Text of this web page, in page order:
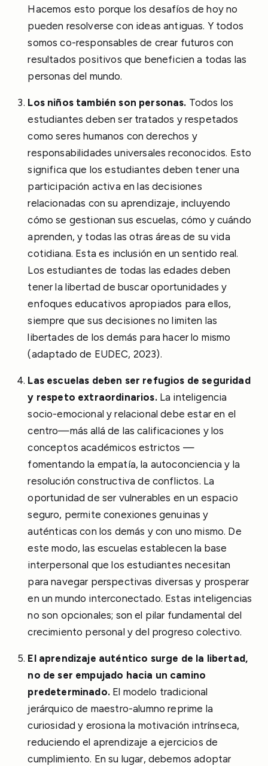
Hacemos esto porque los desafíos de hoy no
pueden resolverse con ideas antiguas. Y todos
somos co-responsables de crear futuros con
resultados positivos que beneficien a todas las
personas del mundo.
Los niños también son personas. Todos los
estudiantes deben ser tratados y respetados
como seres humanos con derechos y
responsabilidades universales reconocidos. Esto
significa que los estudiantes deben tener una
participación activa en las decisiones
relacionadas con su aprendizaje, incluyendo
cómo se gestionan sus escuelas, cómo y cuándo
aprenden, y todas las otras áreas de su vida
cotidiana. Esta es inclusión en un sentido real.
Los estudiantes de todas las edades deben
tener la libertad de buscar oportunidades y
enfoques educativos apropiados para ellos,
siempre que sus decisiones no limiten las
libertades de los demás para hacer lo mismo
(adaptado de EUDEC, 2023).
Las escuelas deben ser refugios de seguridad
y respeto extraordinarios.La inteligencia
socio-emocional y relacional debe estar en el
centro—más allá de las calificaciones y los
conceptos académicos estrictos —
fomentando la empatía, la autoconciencia y la
resolución constructiva de conflictos. La
oportunidad de ser vulnerables en un espacio
seguro, permite conexiones genuinas y
auténticas con los demás y con uno mismo. De
este modo, las escuelas establecen la base
interpersonal que los estudiantes necesitan
para navegar perspectivas diversas y prosperar
en un mundo interconectado. Estas inteligencias
no son opcionales; son el pilar fundamental del
crecimiento personal y del progreso colectivo.
El aprendizaje auténtico surge de la libertad,
no de ser empujado hacia un camino
predeterminado.El modelo tradicional
jerárquico de maestro-alumno reprime la
curiosidad y erosiona la motivación intrínseca,
reduciendo el aprendizaje a ejercicios de
cumplimiento. En su lugar, debemos adoptar